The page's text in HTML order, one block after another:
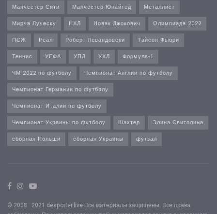
Манчестер Сити
Манчестер Юнайтед
Металлист
Мирча Луческу
НХЛ Новак Джокович
Олимпиада 2022
ПСЖ
Реал Роберт Левандовски
Тайсон Фьюри
Теннис
УЕФА УПЛ УХЛ
Формула-1
ЧМ-2022 по футболу
Чемпионат Англии по футболу
Чемпионат Германии по футболу
Чемпионат Италии по футболу
Чемпионат Украины по футболу
Шахтер
Элина Свитолина
сборная Польши
сборная Украины футзал
© 2008—2021 desporter.live Все материалы защищены. Все права